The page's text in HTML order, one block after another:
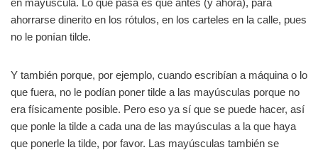
ahorrarse dinerito en los rótulos, en los carteles en la calle, pues
no le ponían tilde.
Y también porque, por ejemplo, cuando escribían a máquina o lo
que fuera, no le podían poner tilde a las mayúsculas porque no
era físicamente posible. Pero eso ya sí que se puede hacer, así
que ponle la tilde a cada una de las mayúsculas a la que haya
que ponerle la tilde, por favor. Las mayúsculas también se